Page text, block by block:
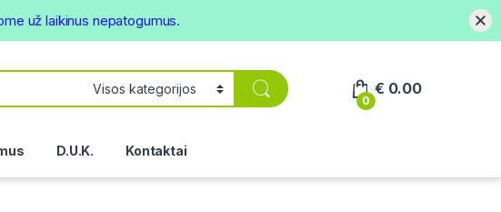
0
€ 0.00
D.U.K. Kontaktai
už laikinus nepatogumus.